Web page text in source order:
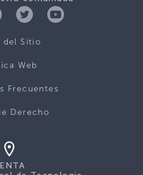
del Sitio
Web
Frecuentes
Derecho